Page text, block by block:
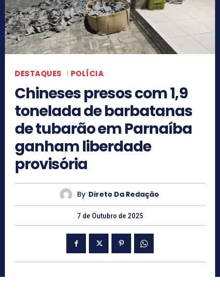
DESTAQUES POLÍCIA
Chineses presos com 1,9
tonelada de barbatanas
de tubarão em Parnaíba
ganham liberdade
provisória
By Direto Da Redação
7 de Outubro de 2025